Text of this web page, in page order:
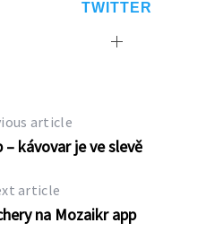
TWITTER
article
kávovar je ve slevě
article
na Mozaikr app